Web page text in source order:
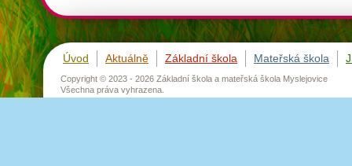
Úvod Aktuálně Základní škola Mateřská škola
Copyright © 2023 - 2026 Základní škola a mateřská škola Myslejovice
Všechna práva vyhrazena.